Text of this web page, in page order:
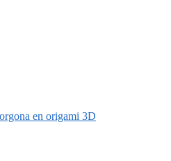
en origami 3D